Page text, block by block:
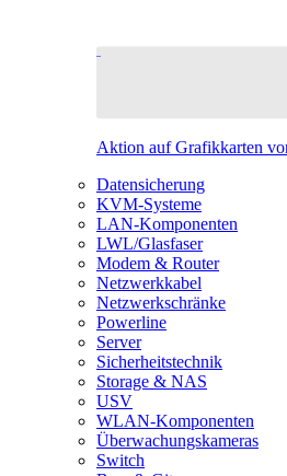
Aktion auf Grafikkarten
Datensicherung
KVM-Systeme
LAN-Komponenten
LWL/Glasfaser
Modem & Router
Netzwerkkabel
Netzwerkschränke
Powerline
Server
Sicherheitstechnik
Storage & NAS
USV
WLAN-Komponenten
Überwachungskameras
Switch